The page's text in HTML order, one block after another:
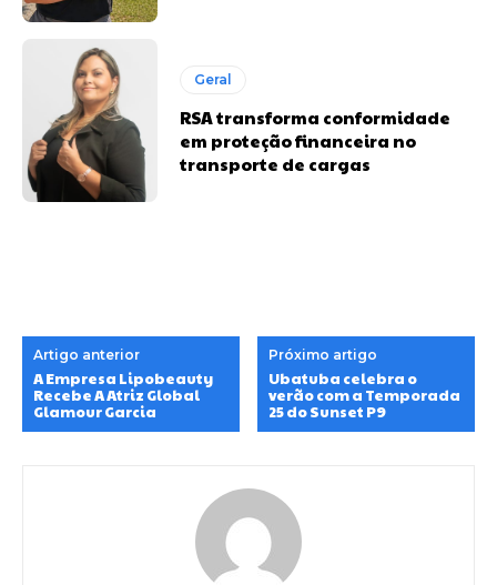
Geral
RSA transforma conformidade
em proteção financeira no
transporte de cargas
Artigo anterior
A Empresa Lipobeauty
Recebe A Atriz Global
Glamour Garcia
Próximo artigo
Ubatuba celebra o
verão com a Temporada
25 do Sunset P9